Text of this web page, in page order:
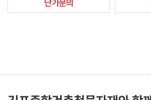
단가문의